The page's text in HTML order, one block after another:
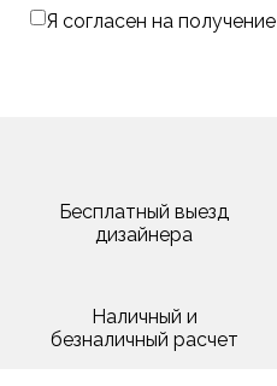
Я согласен на получение
Бесплатный выезд
дизайнера
Наличный и
безналичный расчет